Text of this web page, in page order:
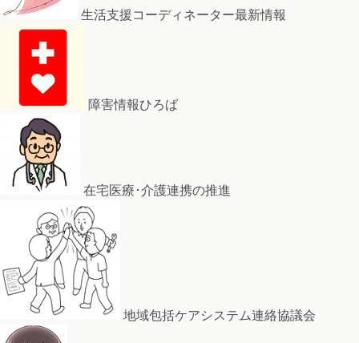
生活支援コーディネーター最新情報
障害情報ひろば
在宅医療･介護連携の推進
地域包括ケアシステム連絡協議会